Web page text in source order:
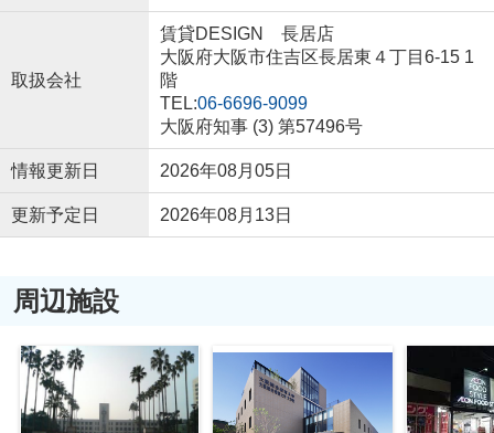
取扱会社
賃貸DESIGN 長居店
大阪府大阪市住吉区長居東４丁目6-15 1
階
TEL:06-6696-9099
大阪府知事 (3) 第57496号
情報更新日 2026年08月05日
更新予定日 2026年08月13日
周辺施設